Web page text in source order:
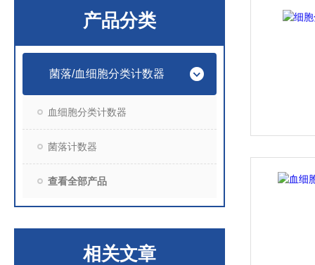
产品分类
菌落/血细胞分类计数器
血细胞分类计数器
菌落计数器
查看全部产品
相关文章